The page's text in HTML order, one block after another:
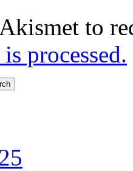
to
processed.